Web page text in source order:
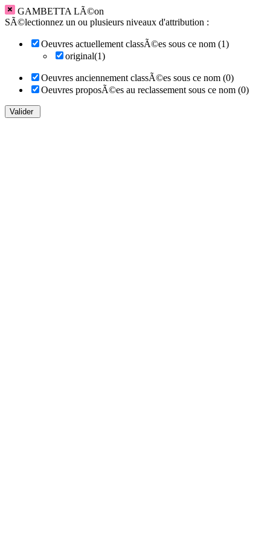
GAMBETTA LÃ©on
SÃ©lectionnez un ou plusieurs niveaux d'attribution :
Oeuvres actuellement classÃ©es sous ce nom (1)
original(1)
Oeuvres anciennement classÃ©es sous ce nom (0)
Oeuvres proposÃ©es au reclassement sous ce nom (0)
Valider